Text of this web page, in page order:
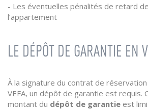
- Les éventuelles pénalités de retard
l’appartement
LE DÉPÔT DE GARANTIE EN
À la signature du contrat de
VEFA, un dépôt de garantie est requis.
montant du dépôt de garantie est